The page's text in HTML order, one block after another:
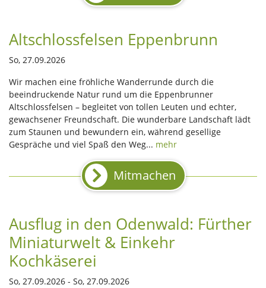
Altschlossfelsen Eppenbrunn
So, 27.09.2026
Wir machen eine fröhliche Wanderrunde durch die
beeindruckende Natur rund um die Eppenbrunner
Altschlossfelsen – begleitet von tollen Leuten und echter,
gewachsener Freundschaft. Die wunderbare Landschaft lädt
zum Staunen und bewundern ein, während gesellige
Gespräche und viel Spaß den Weg... mehr
Mitmachen
Ausflug in den Odenwald: Fürther
Miniaturwelt & Einkehr
Kochkäserei
So, 27.09.2026 - So, 27.09.2026